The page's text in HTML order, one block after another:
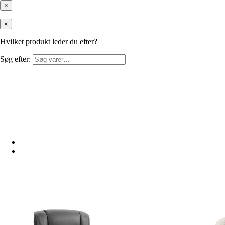
×
×
Hvilket produkt leder du efter?
Søg efter: